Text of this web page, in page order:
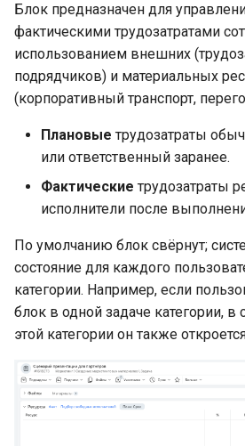
Блок предназначен для
фактическими трудозатратами
использованием внешних
подрядчиков) и материальных
(корпоративный транспорт,
Плановые трудозатраты
или ответственный заранее.
Фактические трудозатраты
исполнители после
По умолчанию блок свёрнут;
состояние для каждого
категории. Например, если
блок в одной задаче категории,
этой категории он также